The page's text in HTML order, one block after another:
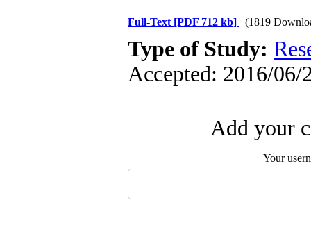
Full-Text [PDF 712 kb] (1819
Type of Study:
Accepted: 2016/06/
Add your
Your